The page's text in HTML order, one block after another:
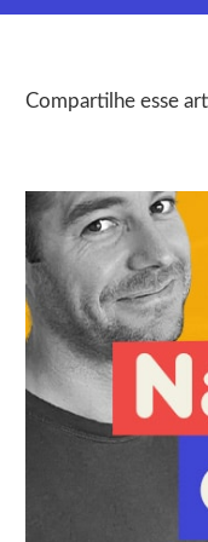
Compartilhe esse